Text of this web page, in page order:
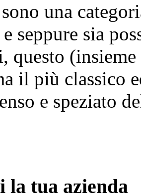
una
e seppure sia
questo
il più classico
e speziato
la tua azienda